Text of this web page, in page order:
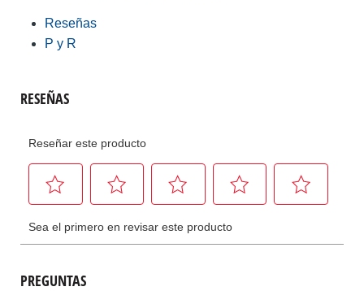
Reseñas
P y R
PREGUNTAS